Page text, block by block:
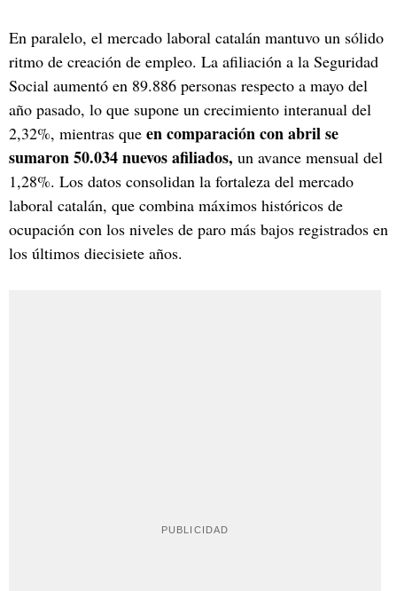
En paralelo, el mercado laboral catalán mantuvo un sólido
ritmo de creación de empleo. La afiliación a la Seguridad
Social aumentó en 89.886 personas respecto a mayo del
año pasado, lo que supone un crecimiento interanual del
2,32%, mientras que en comparación con abril se
sumaron 50.034 nuevos afiliados, un avance mensual del
1,28%. Los datos consolidan la fortaleza del mercado
laboral catalán, que combina máximos históricos de
ocupación con los niveles de paro más bajos registrados en
los últimos diecisiete años.